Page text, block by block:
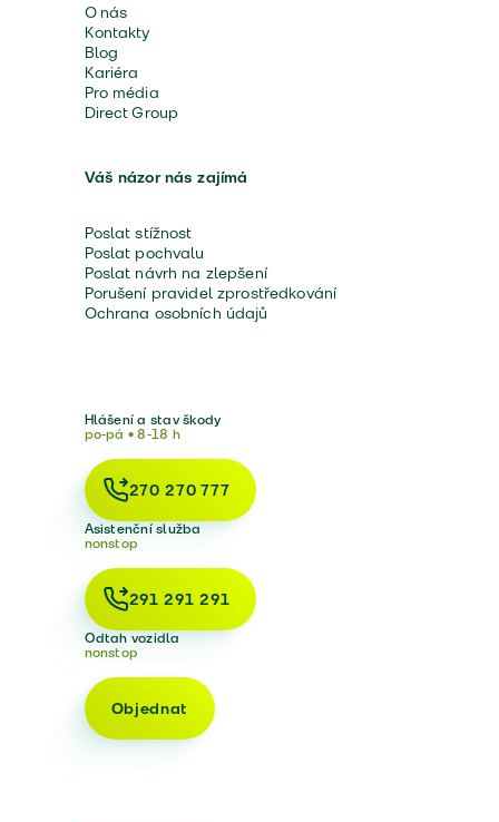
O nás
Kontakty
Blog
Kariéra
Pro média
Direct Group
Váš názor nás zajímá
Poslat stížnost
Poslat pochvalu
Poslat návrh na zlepšení
Porušení pravidel zprostředkování
Ochrana osobních údajů
Hlášení a stav škody
po-pá • 8-18 h
270 270 777
Asistenční služba
nonstop
291 291 291
Odtah vozidla
nonstop
Objednat